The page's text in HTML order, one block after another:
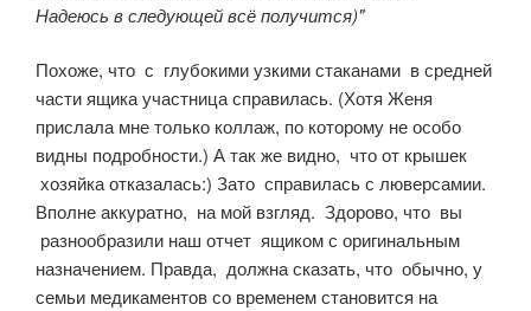
Надеюсь в следующей всё получится)"
Похоже, что с глубокими узкими стаканами в средней
части ящика участница справилась. (Хотя Женя
прислала мне только коллаж, по которому не особо
видны подробности.) А так же видно, что от крышек
хозяйка отказалась:) Зато справилась с люверсамии.
Вполне аккуратно, на мой взгляд. Здорово, что вы
разнообразили наш отчет ящиком с оригинальным
назначением. Правда, должна сказать, что обычно, у
семьи медикаментов со временем становится на